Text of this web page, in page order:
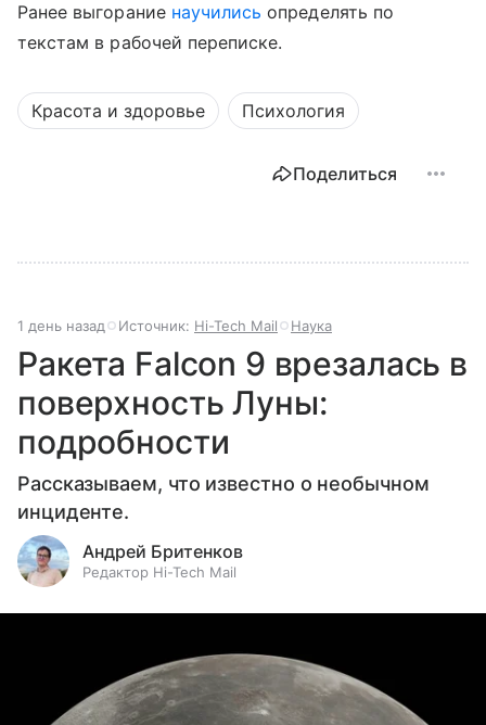
Ранее выгорание научились определять по
текстам в рабочей переписке.
Красота и здоровье Психология
Поделиться
1 день назад Источник: Hi-Tech Mail Наука
Ракета Falcon 9 врезалась в
поверхность Луны:
подробности
Рассказываем, что известно о необычном
инциденте.
Андрей Бритенков
Редактор Hi-Tech Mail